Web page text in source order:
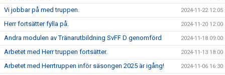
Vi jobbar på med truppen. 2024-11-22 12:05
Herr fortsätter fylla på. 2024-11-20 12:00
Andra modulen av Tränarutbildning SvFF D genomförd 2024-11-18 09:00
Arbetet med Herr truppen fortsätter. 2024-11-13 18:00
Arbetet med Herrtruppen inför säsongen 2025 är igång! 2024-11-06 16:30